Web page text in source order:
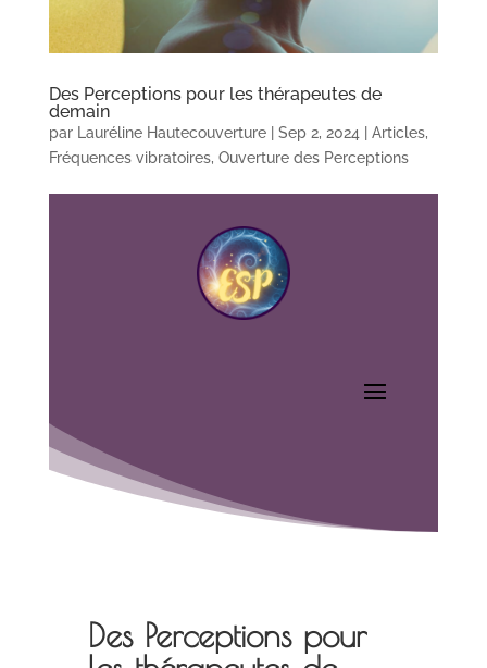
Des Perceptions pour les thérapeutes de
demain
par Lauréline Hautecouverture| Sep 2, 2024| Articles,
Fréquences vibratoires, Ouverture des Perceptions
Des Perceptions pour